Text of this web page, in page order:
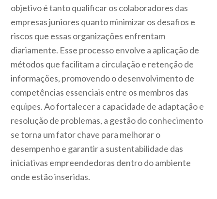
objetivo é tanto qualificar os colaboradores das
empresas juniores quanto minimizar os desafios e
riscos que essas organizações enfrentam
diariamente. Esse processo envolve a aplicação de
métodos que facilitam a circulação e retenção de
informações, promovendo o desenvolvimento de
competências essenciais entre os membros das
equipes. Ao fortalecer a capacidade de adaptação e
resolução de problemas, a gestão do conhecimento
se torna um fator chave para melhorar o
desempenho e garantir a sustentabilidade das
iniciativas empreendedoras dentro do ambiente
onde estão inseridas.